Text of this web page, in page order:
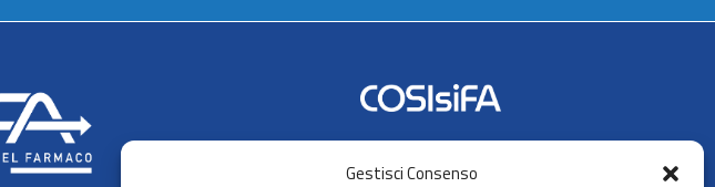
Gestisci ConsensoSeguici su: